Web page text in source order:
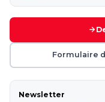
Formulaire
Newsletter